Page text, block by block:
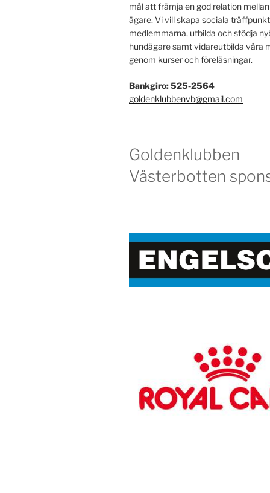
mål att främja en god relation
ägare. Vi vill skapa sociala
medlemmarna, utbilda och stödja
hundägare samt vidareutbilda våra
genom kurser och föreläsningar.
Bankgiro: 525-2564
goldenklubbenvb@gmail.com
Goldenklubben
Västerbotten